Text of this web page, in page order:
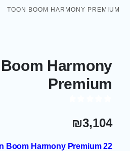
TOON BOOM HARMONY PREMIUM
Harmony
Premium
₪3,104
Boom Harmony Premium 22